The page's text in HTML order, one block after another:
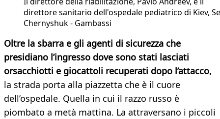
direttore sanitario dell'ospedale pediatrico di Kiev,
Chernyshuk - Gambassi
Oltre la sbarra e gli agenti di sicurezza che
presidiano l’ingresso dove sono stati lasciati
orsacchiotti e giocattoli recuperati dopo l’attacco,
la strada porta alla piazzetta che è il cuore
dell’ospedale. Quella in cui il razzo russo è
piombato a metà mattina. La attraversano i piccoli